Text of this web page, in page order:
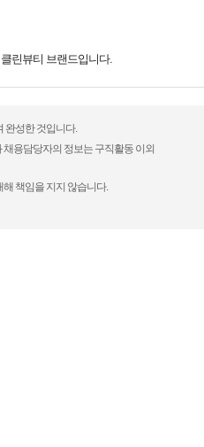
린뷰티 브랜드입니다.
완성한 것입니다.
용담당자의 정보는 구직활동 이외
책임을 지지 않습니다.